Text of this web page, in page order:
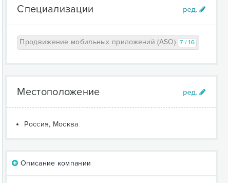
Специализации
Продвижение мобильных приложений (ASO) 7 / 16
Местоположение
Россия, Москва
Описание компании